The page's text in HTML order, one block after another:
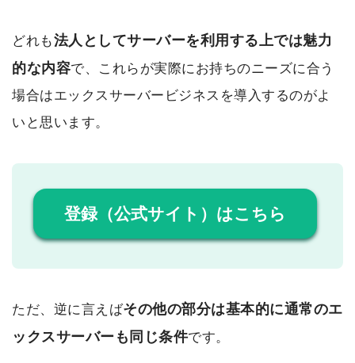
どれも法人としてサーバーを利用する上では魅力
的な内容で、これらが実際にお持ちのニーズに合う
場合はエックスサーバービジネスを導入するのがよ
いと思います。
登録（公式サイト）はこちら
ただ、逆に言えばその他の部分は基本的に通常のエ
ックスサーバーも同じ条件です。